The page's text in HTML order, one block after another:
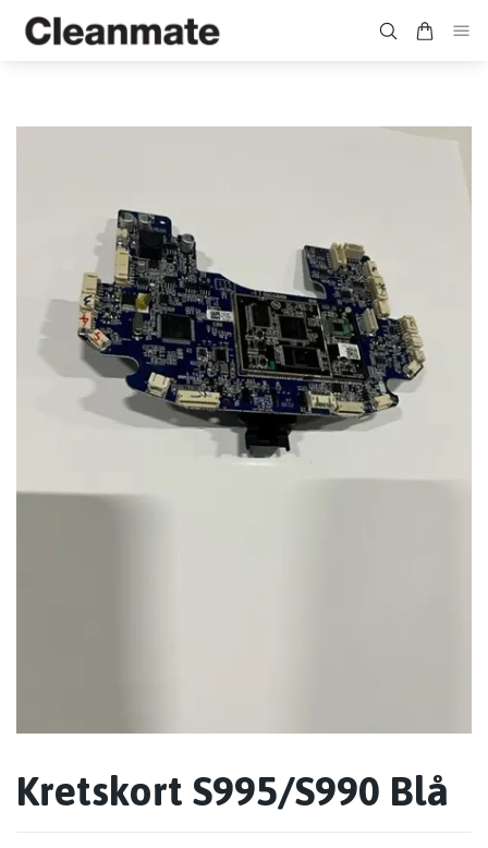
Kretskort S995/S990 Blå